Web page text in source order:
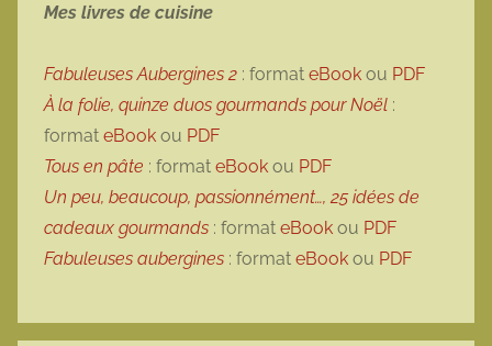
Mes livres de cuisine
Fabuleuses Aubergines 2 : format eBook ou PDF
À la folie, quinze duos gourmands pour Noël :
format eBook ou PDF
Tous en pâte : format eBook ou PDF
Un peu, beaucoup, passionnément…, 25 idées de
cadeaux gourmands : format eBook ou PDF
Fabuleuses aubergines : format eBook ou PDF